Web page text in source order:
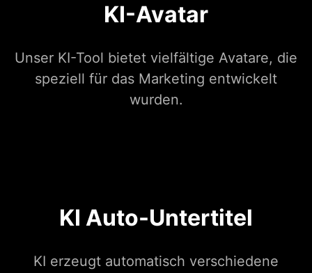
KI-Avatar
Unser KI-Tool bietet vielfältige Avatare, die
speziell für das Marketing entwickelt
wurden.
KI Auto-Untertitel
KI erzeugt automatisch verschiedene